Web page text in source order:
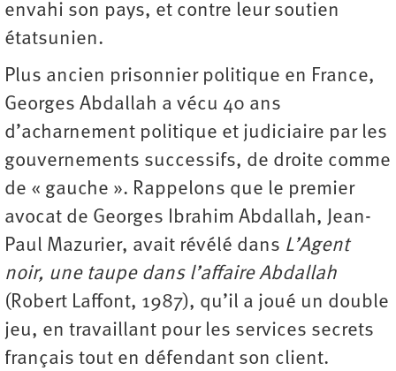
envahi son pays, et contre leur soutien
étatsunien.
Plus ancien prisonnier politique en France,
Georges Abdallah a vécu 40 ans
d’acharnement politique et judiciaire par les
gouvernements successifs, de droite comme
de « gauche ». Rappelons que le premier
avocat de Georges Ibrahim Abdallah, Jean-
Paul Mazurier, avait révélé dans L’Agent
noir, une taupe dans l’affaire Abdallah
(Robert Laffont, 1987), qu’il a joué un double
jeu, en travaillant pour les services secrets
français tout en défendant son client.